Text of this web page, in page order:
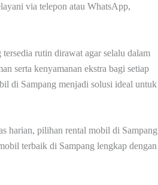
via telepon atau WhatsApp,
rutin dirawat agar selalu dalam
serta kenyamanan ekstra bagi setiap
di Sampang menjadi solusi ideal untuk
harian, pilihan rental mobil di Sampang
terbaik di Sampang lengkap dengan